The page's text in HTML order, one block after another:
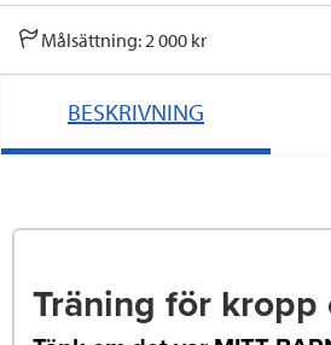
Målsättning: 2 000 kr
BESKRIVNING
Träning för kropp